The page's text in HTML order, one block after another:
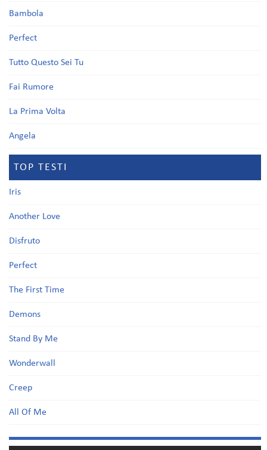
Bambola
Perfect
Tutto Questo Sei Tu
Fai Rumore
La Prima Volta
Angela
TOP TESTI
Iris
Another Love
Disfruto
Perfect
The First Time
Demons
Stand By Me
Wonderwall
Creep
All Of Me